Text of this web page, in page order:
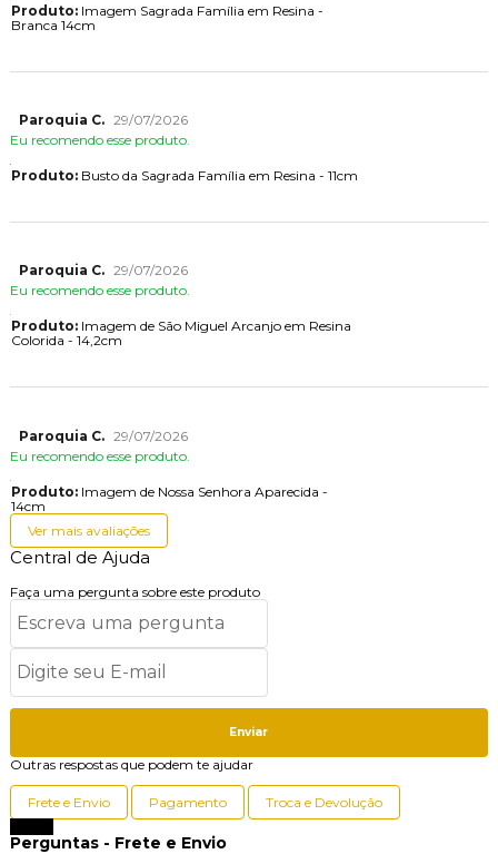
Produto:Imagem Sagrada Família em Resina -
Branca 14cm
Paroquia C. 29/07/2026
Eu recomendo esse produto.
Produto:Busto da Sagrada Família em Resina - 11cm
Paroquia C. 29/07/2026
Eu recomendo esse produto.
Produto:Imagem de São Miguel Arcanjo em Resina
Colorida - 14,2cm
Paroquia C. 29/07/2026
Eu recomendo esse produto.
Produto:Imagem de Nossa Senhora Aparecida -
14cm
Ver mais avaliações
Central de Ajuda
Faça uma pergunta sobre este produto
Enviar
Outras respostas que podem te ajudar
Frete e Envio Pagamento
Troca e Devolução
Perguntas - Frete e Envio